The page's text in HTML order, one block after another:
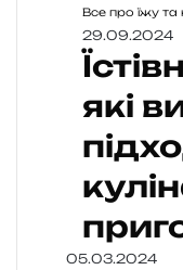
Все про їжу та
29.09.2024
які
05.03.2024